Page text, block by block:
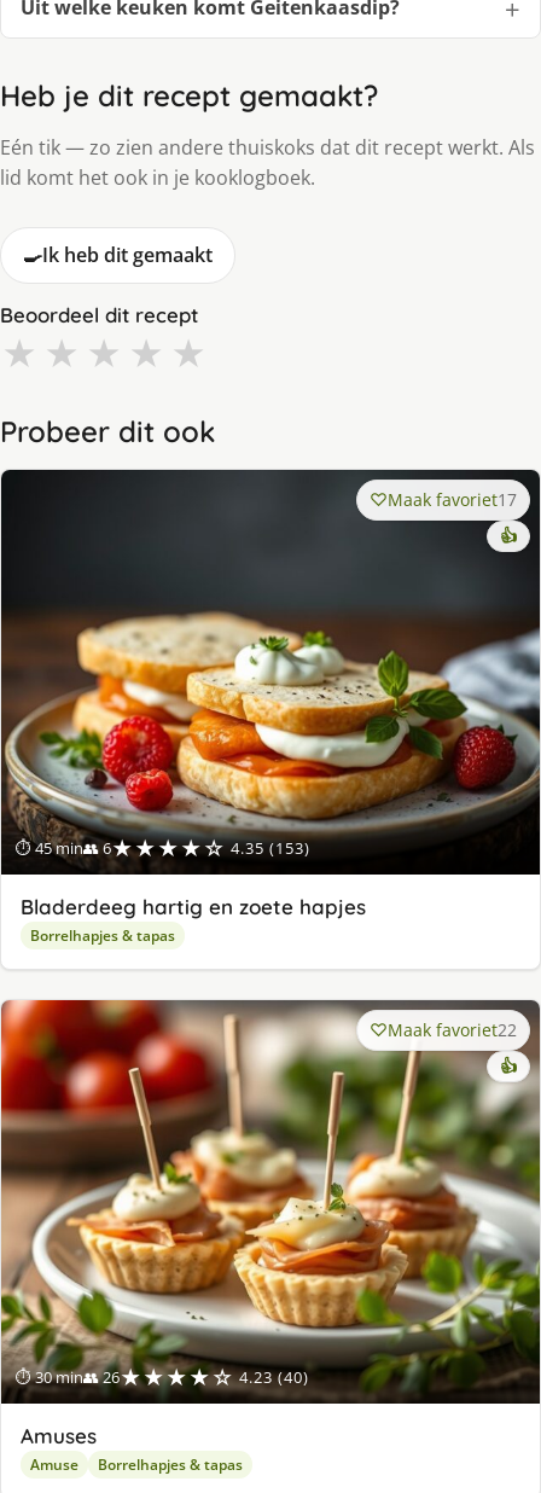
Uit welke keuken komt Geitenkaasdip?
Heb je dit recept gemaakt?
Eén tik — zo zien andere thuiskoks dat dit recept werkt. Als
lid komt het ook in je kooklogboek.
🍳Ik heb dit gemaakt
Beoordeel dit recept
★ ★ ★ ★ ★
Probeer dit ook
⏱ 45 min👥 6★★★★☆ 4.35 (153)
Maak favoriet17
👍
Bladerdeeg hartig en zoete hapjes
Borrelhapjes & tapas
⏱ 30 min👥 26★★★★☆ 4.23 (40)
Maak favoriet22
👍
Amuses
Amuse Borrelhapjes & tapas